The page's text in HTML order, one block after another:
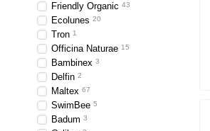
Friendly Organic 43
Ecolunes 20
Tron 1
Officina Naturae 15
Bambinex 3
Delfin 2
Maltex 67
SwimBee 5
Badum 3